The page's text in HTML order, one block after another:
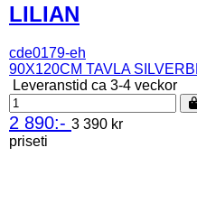
LILIAN
cde0179-eh
90X120CM TAVLA
Leveranstid ca 3-4 veckor
2 890:- 3 390 kr
priseti